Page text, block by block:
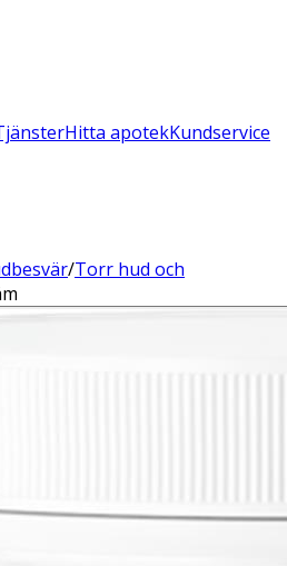
Hitta apotekKundservice
/Torr hud och